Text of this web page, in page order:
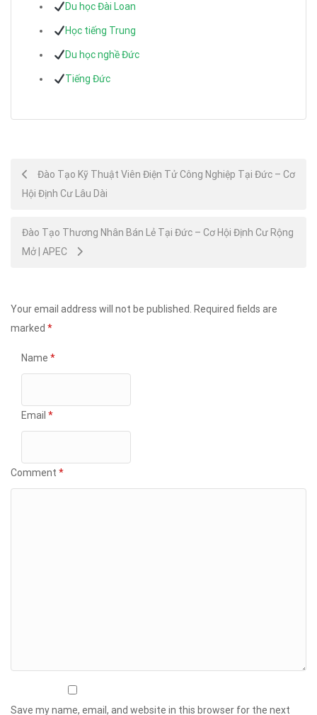
Du học Đài Loan
Học tiếng Trung
Du học nghề Đức
Tiếng Đức
Post
navigation
Đào Tạo Kỹ Thuật Viên Điện Tử Công Nghiệp Tại Đức – Cơ
Hội Định Cư Lâu Dài
Đào Tạo Thương Nhân Bán Lẻ Tại Đức – Cơ Hội Định Cư Rộng
Mở | APEC
Your email address will not be published. Required fields are
marked *
Name *
Email *
Comment *
Save my name, email, and website in this browser for the next